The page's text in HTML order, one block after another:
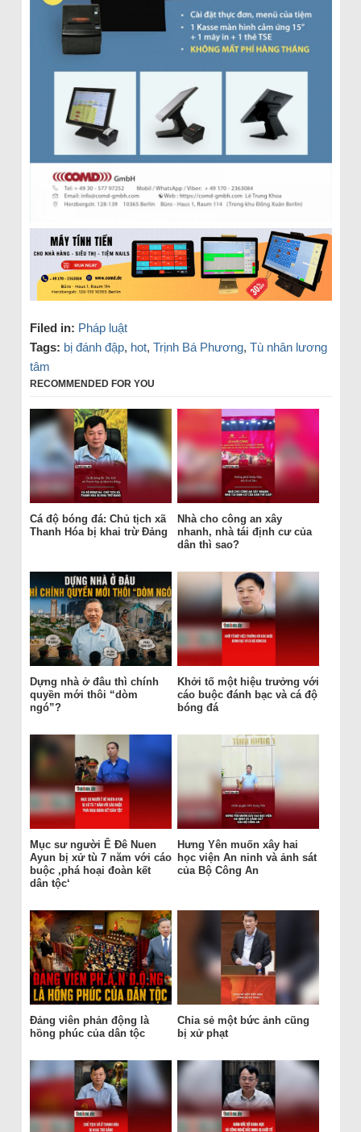
Filed in: Pháp luật
Tags: bị đánh đập, hot, Trịnh Bá Phương, Tù nhân lương
tâm
RECOMMENDED FOR YOU
Cá độ bóng đá: Chủ tịch xã
Thanh Hóa bị khai trừ Đảng
Nhà cho công an xây
nhanh, nhà tái định cư của
dân thì sao?
Dựng nhà ở đâu thì chính
quyền mới thôi “dòm
ngó”?
Khởi tố một hiệu trưởng với
cáo buộc đánh bạc và cá độ
bóng đá
Mục sư người Ê Đê Nuen
Ayun bị xử tù 7 năm với cáo
buộc ‚phá hoại đoàn kết
dân tộc‘
Hưng Yên muốn xây hai
học viện An ninh và ảnh sát
của Bộ Công An
Đảng viên phản động là
hồng phúc của dân tộc
Chia sẻ một bức ảnh cũng
bị xử phạt